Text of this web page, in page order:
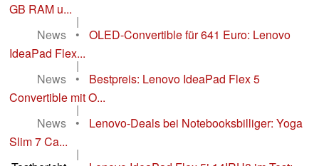
GB RAM u...
|
News
•
OLED-Convertible für 641 Euro: Lenovo
IdeaPad Flex...
|
News
•
Bestpreis: Lenovo IdeaPad Flex 5
Convertible mit O...
|
News
•
Lenovo-Deals bei Notebooksbilliger: Yoga
Slim 7 Ca...
|